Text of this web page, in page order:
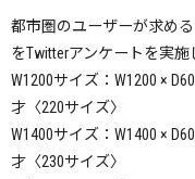
都市圏のユーザーが求め
をTwitterアンケートを実
W1200サイズ：W1200 ×
才〈220サイズ〉
W1400サイズ：W1400 ×
才〈230サイズ〉